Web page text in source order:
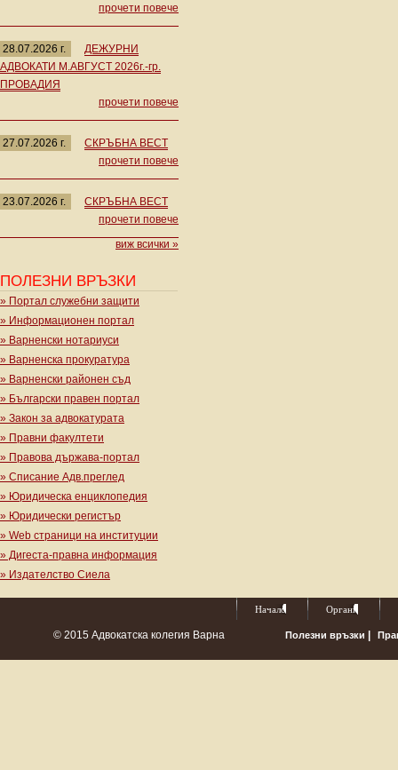
прочети повече
28.07.2026 г.
ДЕЖУРНИ
АДВОКАТИ М.АВГУСТ 2026г.-гр.
ПРОВАДИЯ
прочети повече
27.07.2026 г.
СКРЪБНА ВЕСТ
прочети повече
23.07.2026 г.
СКРЪБНА ВЕСТ
прочети повече
виж всички »
ПОЛЕЗНИ ВРЪЗКИ
» Портал служебни защити
» Информационен портал
» Варненски нотариуси
» Варненска прокуратура
» Варненски районен съд
» Български правен портал
» Закон за адвокатурата
» Правни факултети
» Правова държава-портал
» Списание Адв.преглед
» Юридическа енциклопедия
» Юридически регистър
» Web страници на институции
» Дигеста-правна информация
» Издателство Сиела
Начало Органи
© 2015 Адвокатска колегия Варна Полезни връзки